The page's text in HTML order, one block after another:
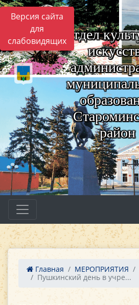
Версия сайта
для
слабовидящих Отдел
район
Главная МЕРОПРИЯТИЯ
Пушкинский день в учре...